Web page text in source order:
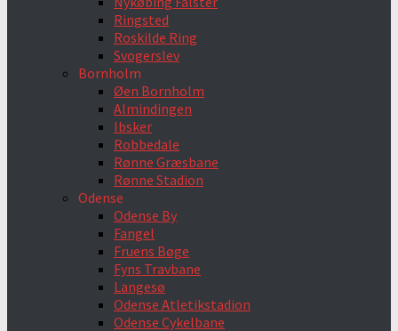
Ringsted
Roskilde Ring
Svogerslev
Bornholm
Øen Bornholm
Almindingen
Ibsker
Robbedale
Rønne Græsbane
Rønne Stadion
Odense
Odense By
Fangel
Fruens Bøge
Fyns Travbane
Langesø
Odense Atletikstadion
Odense Cykelbane